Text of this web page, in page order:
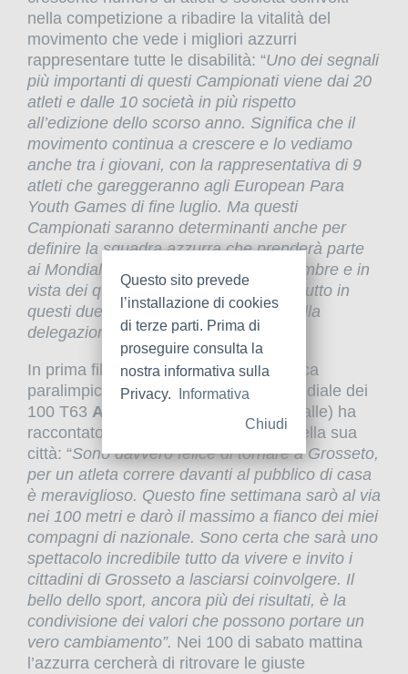
nella competizione a ribadire la vitalità del
movimento che vede i migliori azzurri
rappresentare tutte le disabilità: “Uno dei segnali
più importanti di questi Campionati viene dai 20
atleti e dalle 10 società in più rispetto
all’edizione dello scorso anno. Significa che il
movimento continua a crescere e lo vediamo
anche tra i giovani, con la rappresentativa di 9
atleti che gareggeranno agli European Para
Youth Games di fine luglio. Ma questi
Campionati saranno determinanti anche per
definire la squadra azzurra che prenderà parte
ai Mondiali di Nuova Delhi a fine settembre e in
vista dei quali i nostri atleti faranno di tutto in
questi due giorni per essere inseriti della
delegazione”.
In prima fila due protagonisti dell’atletica
paralimpica italiana. La primatista mondiale dei
100 T63 Ambra Sabatini
(Fiamme Gialle) ha
raccontato l’emozione di gareggiare nella sua
città: “Sono davvero felice di tornare a Grosseto,
per un atleta correre davanti al pubblico di casa
è meraviglioso. Questo fine settimana sarò al via
nei 100 metri e darò il massimo a fianco dei miei
compagni di nazionale. Sono certa che sarà uno
spettacolo incredibile tutto da vivere e invito i
cittadini di Grosseto a lasciarsi coinvolgere. Il
bello dello sport, ancora più dei risultati, è la
condivisione dei valori che possono portare un
vero cambiamento”. Nei 100 di sabato mattina
l’azzurra cercherà di ritrovare le giuste
Questo sito prevede
l’installazione di cookies
di terze parti. Prima di
proseguire consulta la
nostra informativa sulla
Privacy.
Informativa
Chiudi